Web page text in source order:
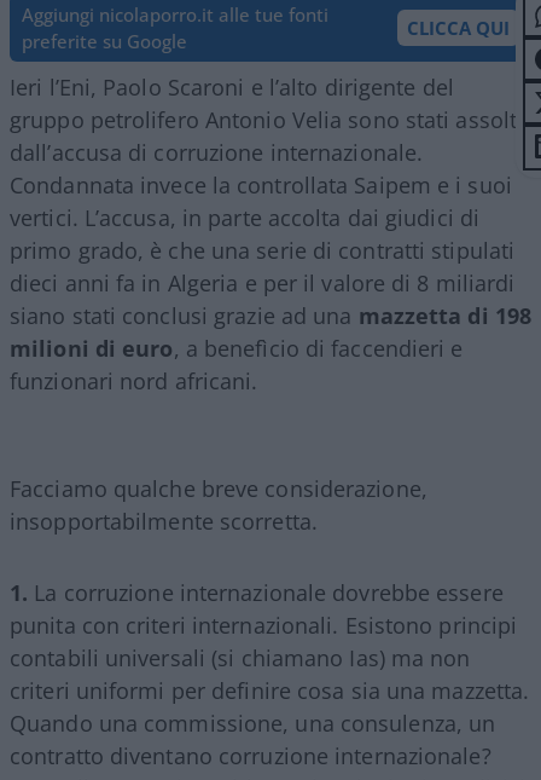
Aggiungi nicolaporro.it alle tue fonti
preferite su Google
CLICCA QUI
Ieri l’Eni, Paolo Scaroni e l’alto dirigente del
gruppo petrolifero Antonio Velia sono stati assolti
dall’accusa di corruzione internazionale.
Condannata invece la controllata Saipem e i suoi
vertici. L’accusa, in parte accolta dai giudici di
primo grado, è che una serie di contratti stipulati
dieci anni fa in Algeria e per il valore di 8 miliardi
siano stati conclusi grazie ad una mazzetta di 198
milioni di euro, a benefìcio di faccendieri e
funzionari nord africani.
Facciamo qualche breve considerazione,
insopportabilmente scorretta.
1. La corruzione internazionale dovrebbe essere
punita con criteri internazionali. Esistono principi
contabili universali (si chiamano Ias) ma non
criteri uniformi per definire cosa sia una mazzetta.
Quando una commissione, una consulenza, un
contratto diventano corruzione internazionale?